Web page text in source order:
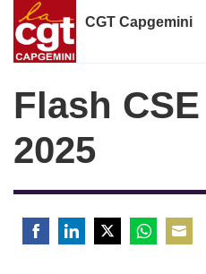
CGT Capgemini
Flash
2025